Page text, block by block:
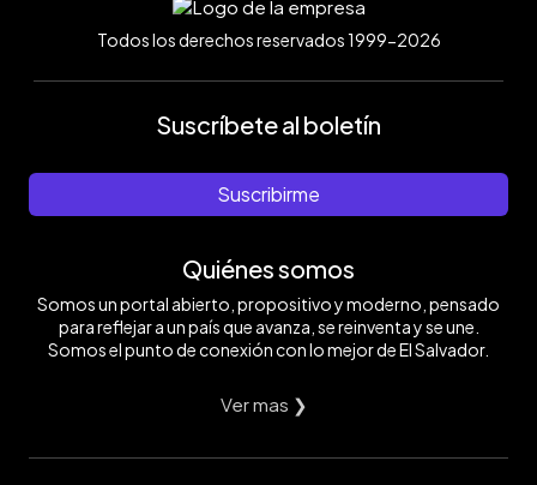
Todos los derechos reservados 1999-2026
Suscríbete al boletín
Suscribirme
Quiénes somos
Somos un portal abierto, propositivo y moderno, pensado
para reflejar a un país que avanza, se reinventa y se une.
Somos el punto de conexión con lo mejor de El Salvador.
Ver mas ❯